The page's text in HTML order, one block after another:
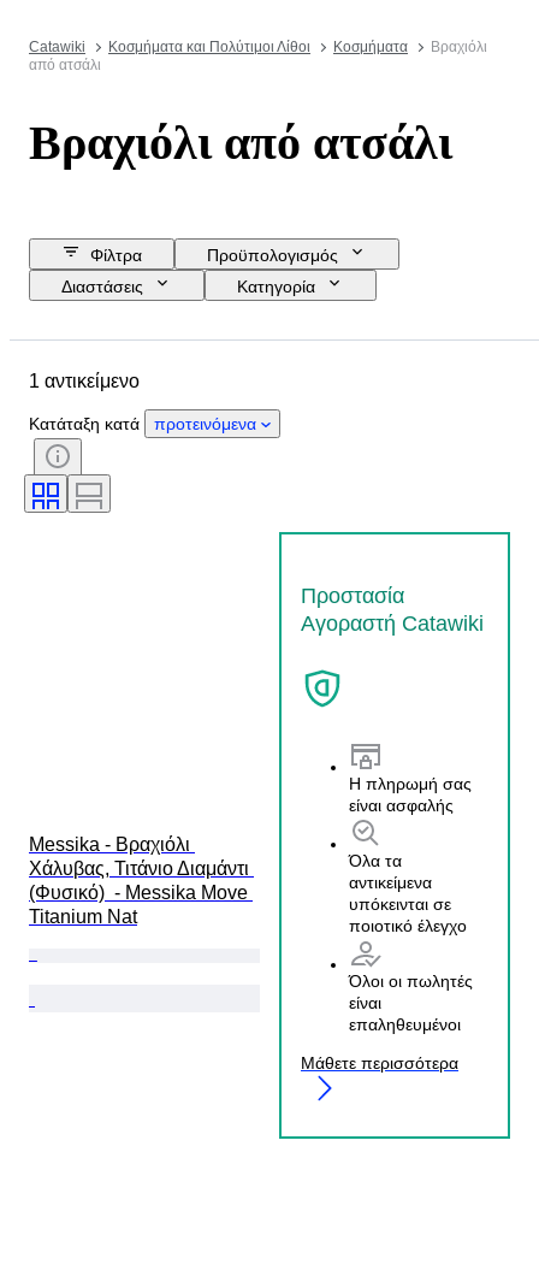
Catawiki Κοσμήματα και Πολύτιμοι Λίθοι Κοσμήματα
Βραχιόλι
από ατσάλι
Βραχιόλι από ατσάλι
Φίλτρα
Προϋπολογισμός
Διαστάσεις
Κατηγορία
Αντικείμενο
Φύλο
Λίθος
Πιστοποίηση
Τύπος διαμαντιού
Μέγεθος στο αντικείμενο
1 αντικείμενο
Κατάταξη κατά προτεινόμενα
Messika - Βραχιόλι
Χάλυβας, Τιτάνιο Διαμάντι
(Φυσικό)  - Messika Move
Titanium Nat
Προστασία
Αγοραστή Catawiki
Η πληρωμή σας
είναι ασφαλής
Όλα τα
αντικείμενα
υπόκεινται σε
ποιοτικό έλεγχο
Όλοι οι πωλητές
είναι
επαληθευμένοι
Μάθετε περισσότερα